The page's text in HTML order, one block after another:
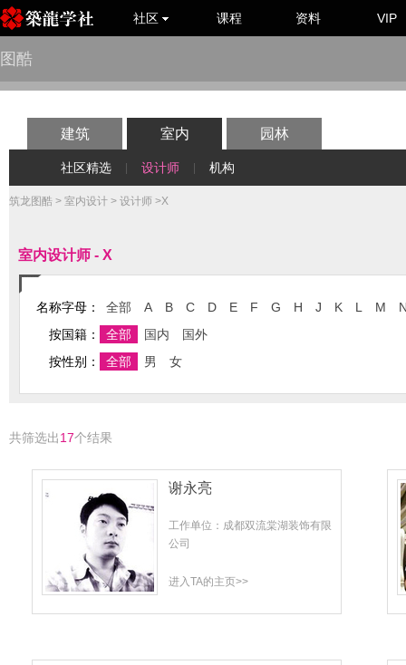
社区 课程 资料 VIP
图酷
建筑 室内 园林
社区精选 设计师 机构
筑龙图酷 > 室内设计 > 设计师 >X
室内设计师 - X
名称字母： 全部 A B C D E F G H J K L M
按国籍：
全部 国内
国外
按性别：
全部 男 女
共筛选出17个结果
谢永亮
工作单位：成都双流棠湖装饰有限
公司
进入TA的主页>>